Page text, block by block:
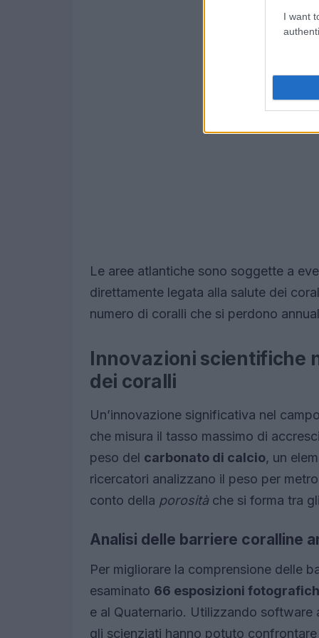
I want
Le aree atlantiche sono soggette a
direttamente legata alla salute dei
numero di coralli che si perdono
Innovazioni scientifiche
dei coralli
Un’innovazione significativa nel
che misura il tasso massimo di
peso del carbonato di calcio, un
ricercatori analizzano il peso per
conto della porositàche si forma tra
Analisi delle barriere coralline
Per migliorare la comprensione delle
esaminato 66 esposizioni
e al Quaternario. Utilizzando software
gli scienziati hanno potuto